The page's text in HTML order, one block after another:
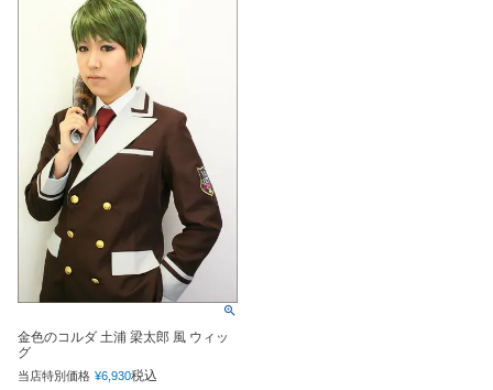
金色のコルダ 土浦 梁太郎 風 ウィッ
グ
当店特別価格 ¥6,930税込